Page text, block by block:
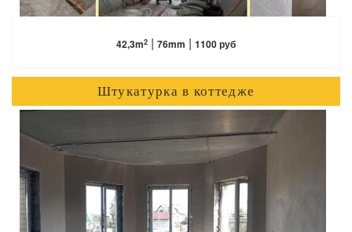
42,3m2 | 76mm | 1100 руб
Штукатурка в коттедже
ПОДРОБНЕЕ